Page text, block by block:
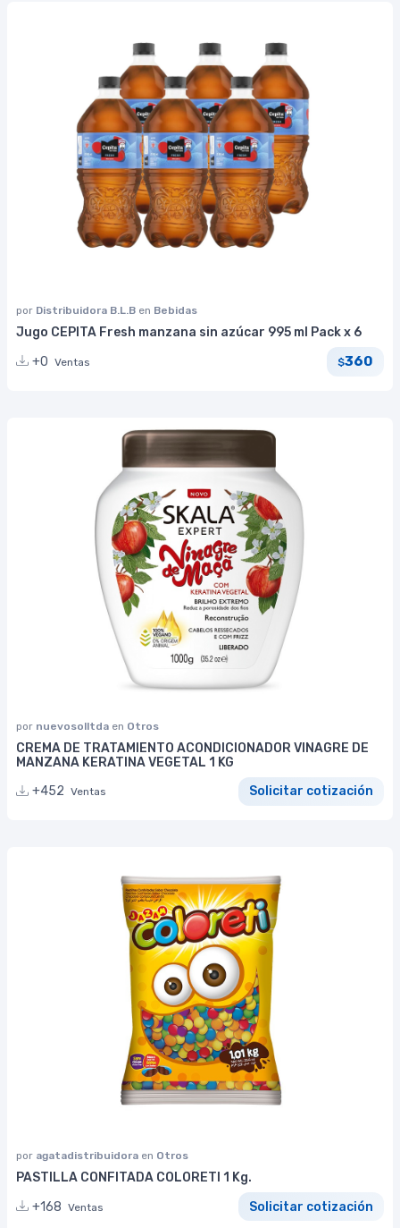
por Distribuidora B.L.B en Bebidas
Jugo CEPITA Fresh manzana sin azúcar 995 ml Pack x 6
+0 Ventas $360
por nuevosolltda en Otros
CREMA DE TRATAMIENTO ACONDICIONADOR VINAGRE DE
MANZANA KERATINA VEGETAL 1 KG
+452 Ventas Solicitar cotización
por agatadistribuidora en Otros
PASTILLA CONFITADA COLORETI 1 Kg.
+168 Ventas Solicitar cotización